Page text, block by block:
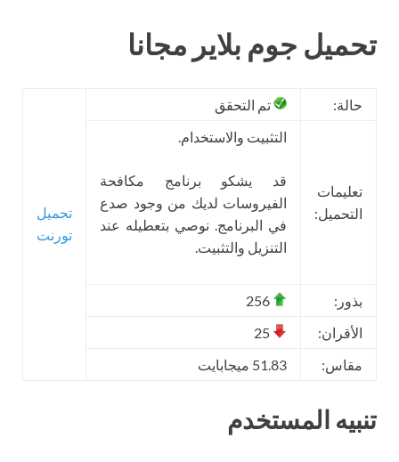
تحميل جوم بلاير مجانا
حالة: تم التحقق
تحميل
تورنت
تعليمات
التحميل:
التثبيت والاستخدام.
قد يشكو برنامج مكافحة
الفيروسات لديك من وجود صدع
في البرنامج. نوصي بتعطيله عند
التنزيل والتثبيت.
بذور:
الأقران:
مقاس:
51.83 ميجابايت
تنبيه المستخدم